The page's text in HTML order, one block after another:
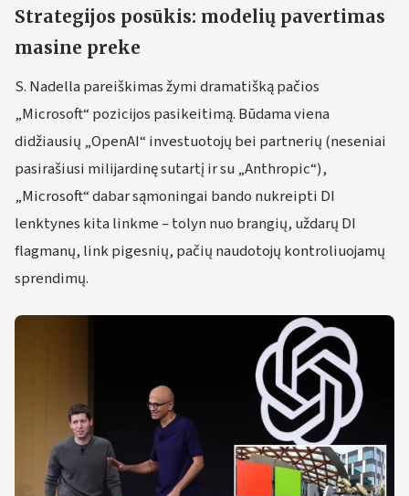
Strategijos posūkis: modelių pavertimas
masine preke
S. Nadella pareiškimas žymi dramatišką pačios
„Microsoft“ pozicijos pasikeitimą. Būdama viena
didžiausių „OpenAI“ investuotojų bei partnerių (neseniai
pasirašiusi milijardinę sutartį ir su „Anthropic“),
„Microsoft“ dabar sąmoningai bando nukreipti DI
lenktynes kita linkme – tolyn nuo brangių, uždarų DI
flagmanų, link pigesnių, pačių naudotojų kontroliuojamų
sprendimų.